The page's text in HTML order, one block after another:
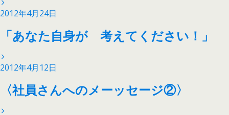
2012年4月24日
「あなた自身が 考えてください！」
2012年4月12日
〈社員さんへのメーッセージ②〉